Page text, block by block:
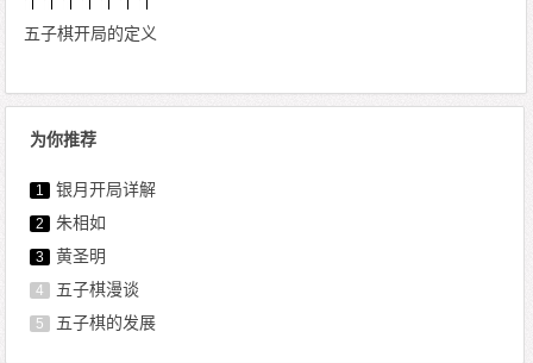
五子棋开局的定义
为你推荐
1 银月开局详解
2 朱相如
3 黄圣明
4 五子棋漫谈
5 五子棋的发展